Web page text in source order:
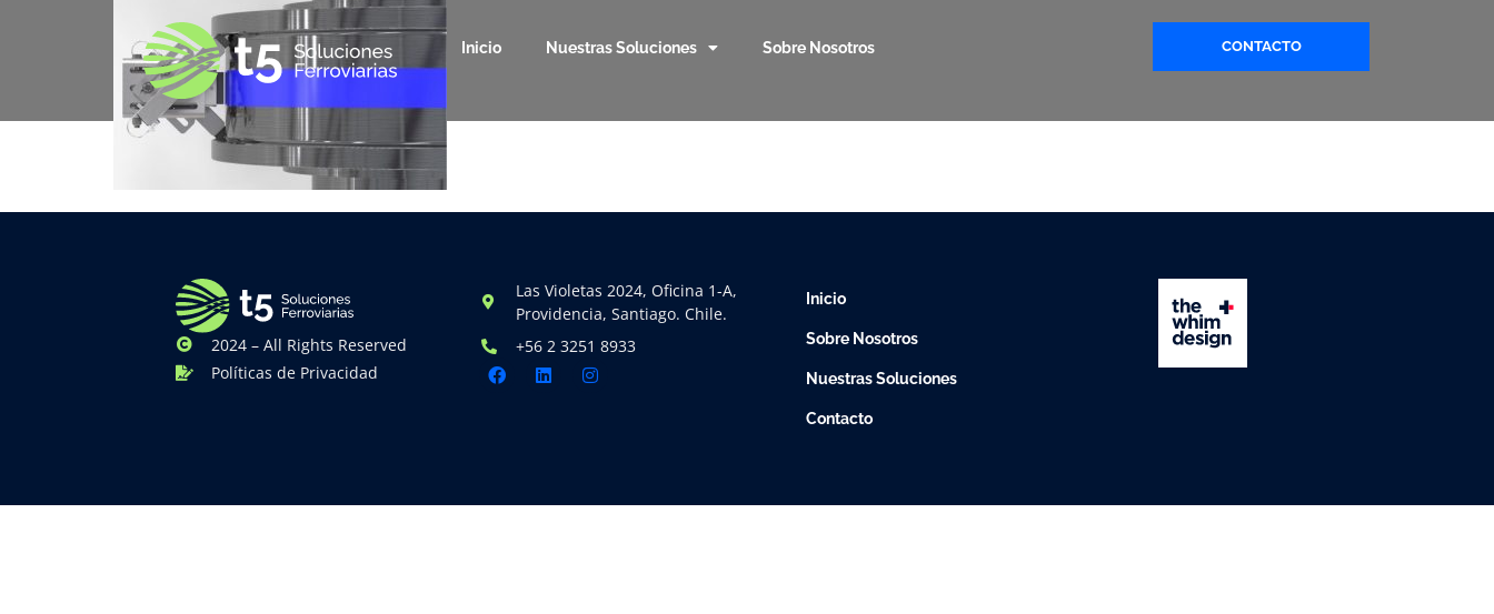
Inicio Nuestras Soluciones Sobre Nosotros CONTACTO
2024 – All Rights Reserved
Políticas de Privacidad
Las Violetas 2024, Oficina 1-A,
Providencia, Santiago. Chile.
+56 2 3251 8933
Inicio
Sobre Nosotros
Nuestras Soluciones
Contacto